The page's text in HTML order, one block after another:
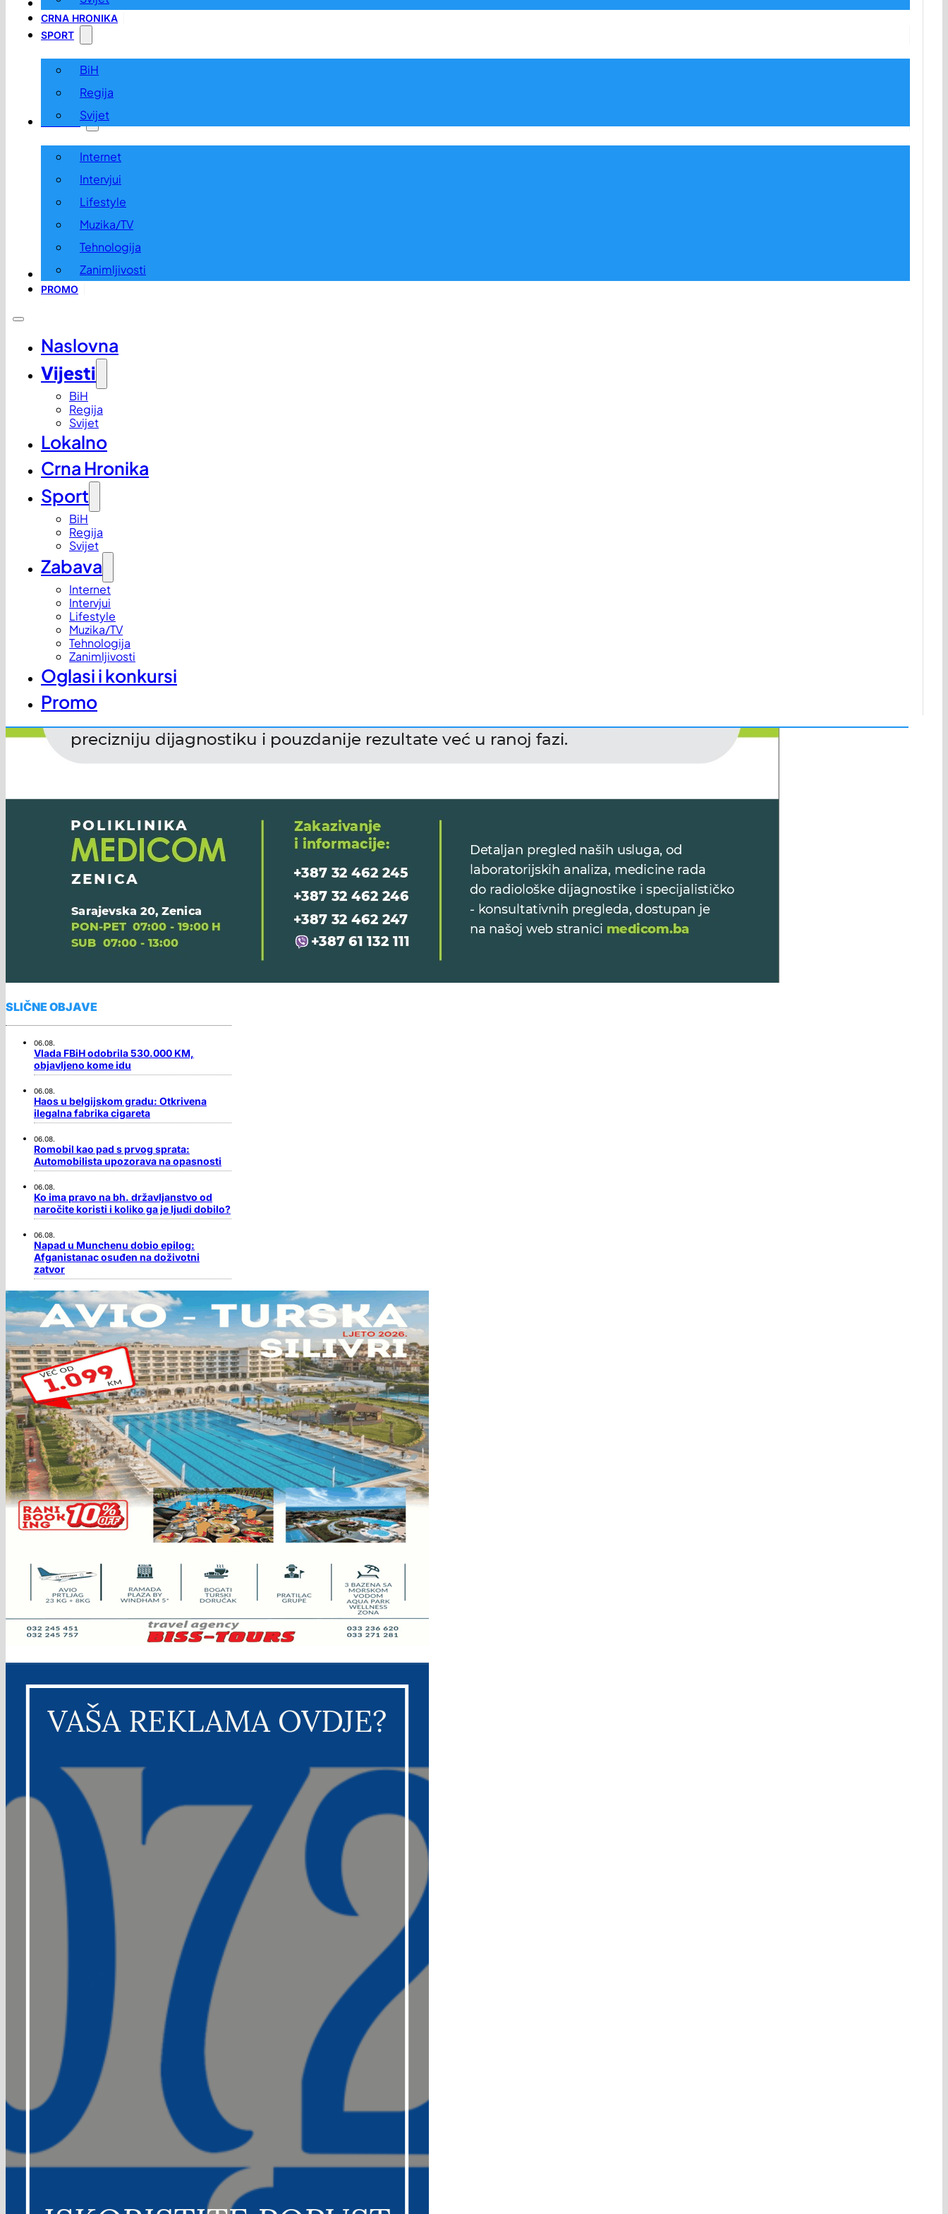
LOKALNO
CRNA HRONIKA
SPORT
BiH
Regija
Svijet
ZABAVA
Internet
Intervjui
Lifestyle
Muzika/TV
Tehnologija
Zanimljivosti
OGLASI I KONKURSI
PROMO
Naslovna
Vijesti
BiH
Regija
Svijet
Lokalno
Crna Hronika
Sport
BiH
Regija
Svijet
Zabava
Internet
Intervjui
Lifestyle
Muzika/TV
Tehnologija
Zanimljivosti
Oglasi i konkursi
Promo
SLIČNE OBJAVE
06.08.
Vlada FBiH odobrila 530.000 KM,
objavljeno kome idu
06.08.
Haos u belgijskom gradu: Otkrivena
ilegalna fabrika cigareta
06.08.
Romobil kao pad s prvog sprata:
Automobilista upozorava na opasnosti
06.08.
Ko ima pravo na bh. državljanstvo od
naročite koristi i koliko ga je ljudi dobilo?
06.08.
Napad u Munchenu dobio epilog:
Afganistanac osuđen na doživotni
zatvor